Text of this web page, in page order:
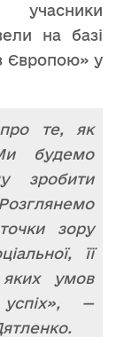
учасники
на базі
Європою» у
те, як
будемо
зробити
зору
її
яких умов
—